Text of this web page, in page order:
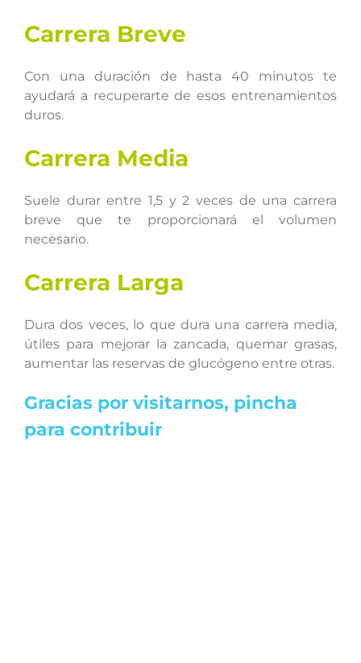
Carrera Breve
Con una duración de hasta 40 minutos te
ayudará a recuperarte de esos entrenamientos
duros.
Carrera Media
Suele durar entre 1,5 y 2 veces de una carrera
breve que te proporcionará el volumen
necesario.
Carrera Larga
Dura dos veces, lo que dura una carrera media,
útiles para mejorar la zancada, quemar grasas,
aumentar las reservas de glucógeno entre otras.
Gracias por visitarnos, pincha
para contribuir